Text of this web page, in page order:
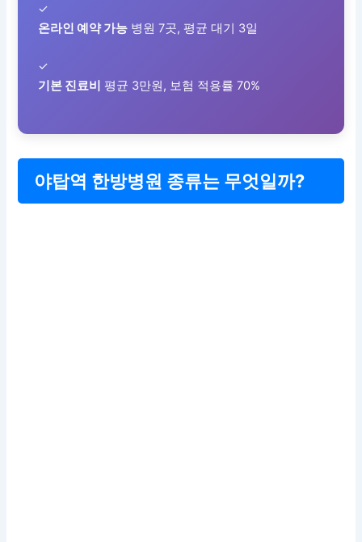
✓
온라인 예약 가능 병원 7곳, 평균 대기 3일
✓
기본 진료비 평균 3만원, 보험 적용률 70%
야탑역 한방병원 종류는 무엇일까?